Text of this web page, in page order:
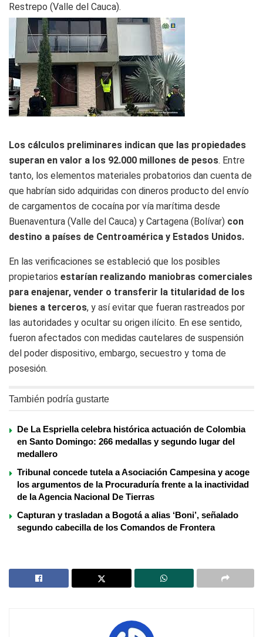
Restrepo (Valle del Cauca).
Los cálculos preliminares indican que las propiedades
superan en valor a los 92.000 millones de pesos. Entre
tanto, los elementos materiales probatorios dan cuenta de
que habrían sido adquiridas con dineros producto del envío
de cargamentos de cocaína por vía marítima desde
Buenaventura (Valle del Cauca) y Cartagena (Bolívar) con
destino a países de Centroamérica y Estados Unidos.
En las verificaciones se estableció que los posibles
propietarios estarían realizando maniobras comerciales
para enajenar, vender o transferir la titularidad de los
bienes a terceros, y así evitar que fueran rastreados por
las autoridades y ocultar su origen ilícito. En ese sentido,
fueron afectados con medidas cautelares de suspensión
del poder dispositivo, embargo, secuestro y toma de
posesión.
También podría gustarte
De La Espriella celebra histórica actuación de Colombia
en Santo Domingo: 266 medallas y segundo lugar del
medallero
Tribunal concede tutela a Asociación Campesina y acoge
los argumentos de la Procuraduría frente a la inactividad
de la Agencia Nacional De Tierras
Capturan y trasladan a Bogotá a alias ‘Boni’, señalado
segundo cabecilla de los Comandos de Frontera